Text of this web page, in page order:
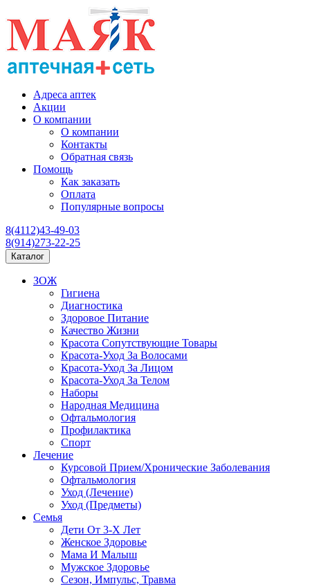
Адреса аптек
Акции
О компании
О компании
Контакты
Обратная связь
Помощь
Как заказать
Оплата
Популярные вопросы
8(4112)43-49-03
8(914)273-22-25
Каталог
ЗОЖ
Гигиена
Диагностика
Здоровое Питание
Качество Жизни
Красота Сопутствующие Товары
Красота-Уход За Волосами
Красота-Уход За Лицом
Красота-Уход За Телом
Наборы
Народная Медицина
Офтальмология
Профилактика
Спорт
Лечение
Курсовой Прием/Хронические Заболевания
Офтальмология
Уход (Лечение)
Уход (Предметы)
Семья
Дети От 3-Х Лет
Женское Здоровье
Мама И Малыш
Мужское Здоровье
Сезон, Импульс, Травма